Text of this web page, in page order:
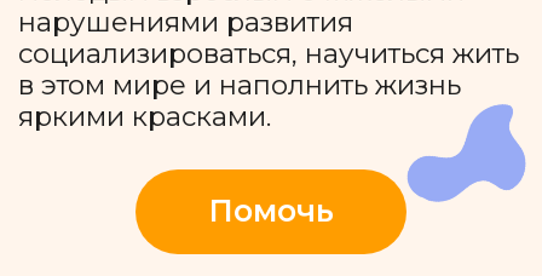
Сережа пришел в семью
Ковалевских в минуту рождения
сыном и младшим братом.
Младшим братом маленькой Лизы.
Девочка родилась на свет после
многих попыток и была тяжело
больна: она плохо двигалась,
кушала, но узнавала родных и
Сережа Ковалевский и его
ангел